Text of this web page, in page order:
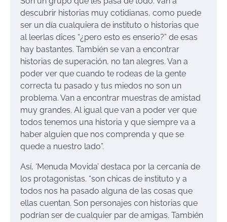
descubrir historias muy cotidianas, como puede
ser un día cualquiera de instituto o historias que
al leerlas dices “¿pero esto es enserio?” de esas
hay bastantes. También se van a encontrar
historias de superación, no tan alegres. Van a
poder ver que cuando te rodeas de la gente
correcta tu pasado y tus miedos no son un
problema. Van a encontrar muestras de amistad
muy grandes. Al igual que van a poder ver que
todos tenemos una historia y que siempre va a
haber alguien que nos comprenda y que se
quede a nuestro lado”.
Así, ‘Menuda Movida’ destaca por la cercanía de
los protagonistas. “son chicas de instituto y a
todos nos ha pasado alguna de las cosas que
ellas cuentan. Son personajes con historias que
podrían ser de cualquier par de amigas. También